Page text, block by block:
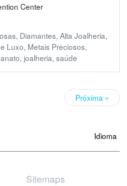
Center
, Diamantes, Alta Joalheria,
Luxo, Metais Preciosos,
, joalheria, saúde
Próxima »
Idioma
Sitemaps